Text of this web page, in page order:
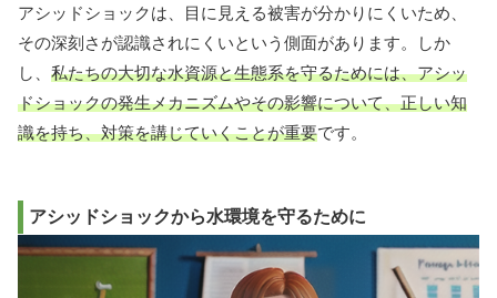
アシッドショックは、目に見える被害が分かりにくいため、
その深刻さが認識されにくいという側面があります。しか
し、 私たちの大切な水資源と生態系を守るためには、アシッ
ドショックの発生メカニズムやその影響について、正しい知
識を持ち、対策を講じていくことが重要です。
アシッドショックから水環境を守るために